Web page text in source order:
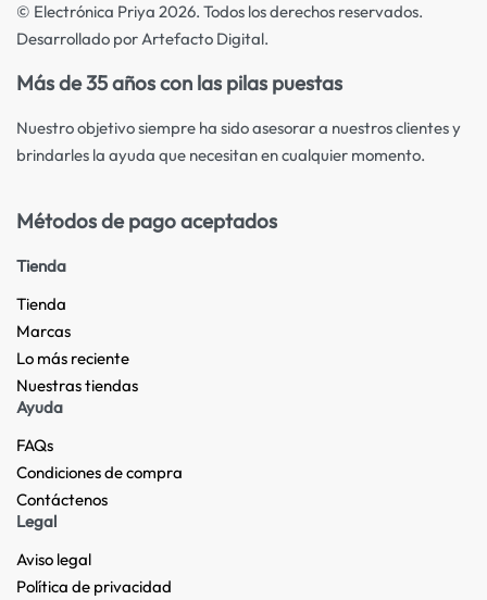
© Electrónica Priya 2026. Todos los derechos reservados.
Desarrollado por Artefacto Digital.
Más de 35 años con las pilas puestas
Nuestro objetivo siempre ha sido asesorar a nuestros clientes y
brindarles la ayuda que necesitan en cualquier momento.
Métodos de pago aceptados
Tienda
Tienda
Marcas
Lo más reciente​
Nuestras tiendas​
Ayuda
FAQs
Condiciones de compra
Contáctenos
Legal
Aviso legal
Política de privacidad